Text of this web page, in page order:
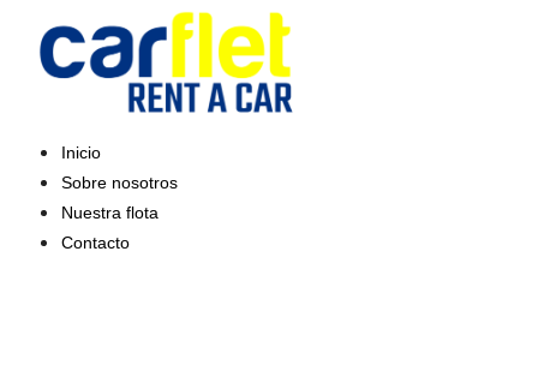
contenido
Inicio
Sobre nosotros
Nuestra flota
Contacto